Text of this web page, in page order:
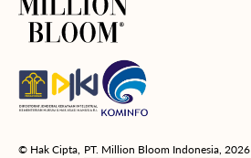
© Hak Cipta, PT. Million Bloom Indonesia , 2026